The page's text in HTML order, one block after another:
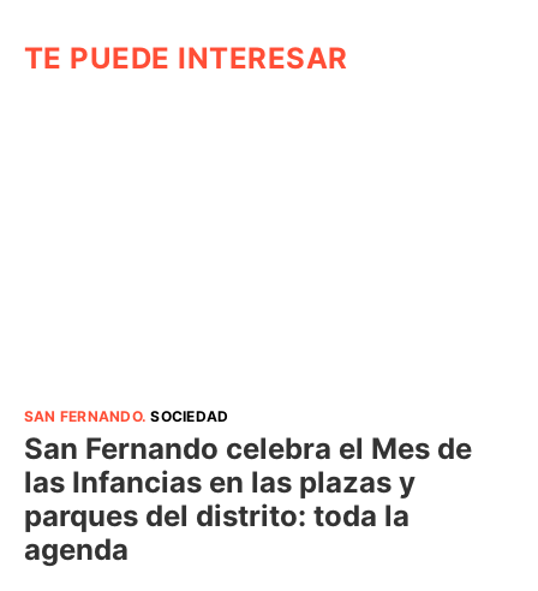
TE PUEDE INTERESAR
SAN FERNANDO.SOCIEDAD
San Fernando celebra el Mes de
las Infancias en las plazas y
parques del distrito: toda la
agenda